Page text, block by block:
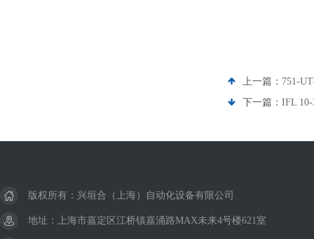
上一篇： 751-
下一篇： IFL
版权所有：兴垣合（上海）自动化设备有限公司
地址：上海市嘉定区江桥镇嘉涌路MAX未来4号楼621室